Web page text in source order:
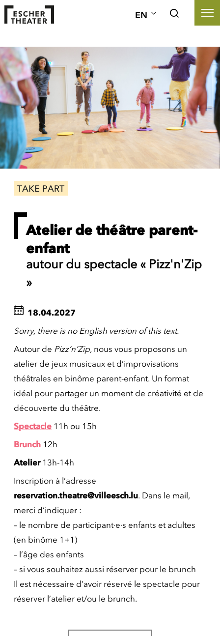
EN
TAKE PART
Atelier de théâtre parent-
enfant
autour du spectacle « Pizz'n'Zip
»
18.04.2027
Sorry, there is no English version of this text.
Autour de Pizz’n’Zip, nous vous proposons un
atelier de jeux musicaux et d’improvisations
théâtrales en binôme parent-enfant. Un format
idéal pour partager un moment de créativité et de
découverte du théâtre.
Spectacle 11h ou 15h
Brunch 12h
Atelier13h-14h
Inscription à l’adresse
reservation.theatre@villeesch.lu. Dans le mail,
merci d’indiquer :
– le nombre de participant·e·s enfants et adultes
(en binôme 1+1)
– l’âge des enfants
– si vous souhaitez aussi réserver pour le brunch
Il est nécessaire d’avoir réservé le spectacle pour
réserver l’atelier et/ou le brunch.